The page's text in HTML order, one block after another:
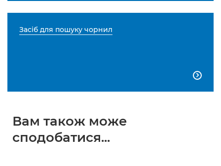
Засіб для пошуку чорнил

Вам також може
сподобатися...